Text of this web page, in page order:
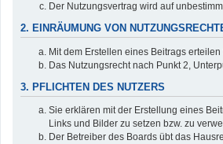
Der Nutzungsvertrag wird auf
2. EINRÄUMUNG VON
Mit dem Erstellen eines Beitrags
Das Nutzungsrecht nach Punkt 2,
3. PFLICHTEN DES NUTZERS
Sie erklären mit der Erstellung eines
Links und Bilder zu setzen bzw. zu
Der Betreiber des Boards übt das